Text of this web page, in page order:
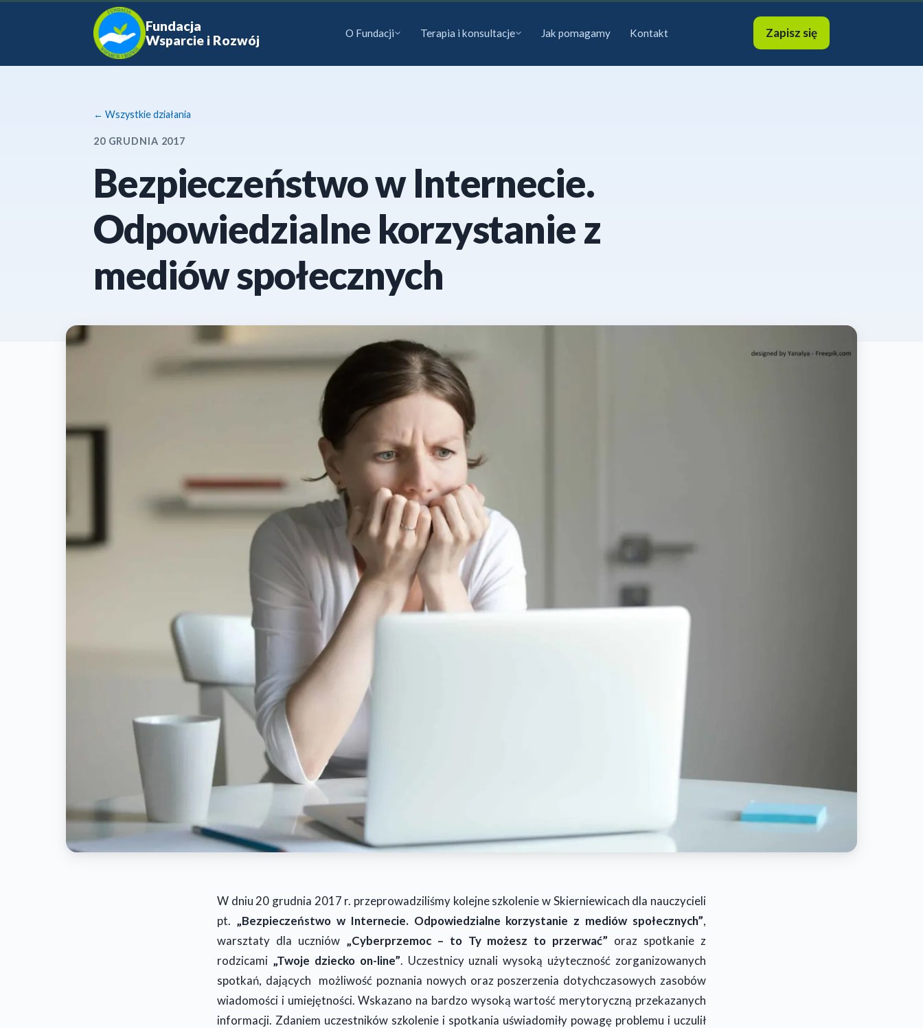
Fundacja
Wsparcie i Rozwój
O Fundacji Terapia i konsultacje Jak pomagamy Kontakt Zapisz się
← Wszystkie działania
20 GRUDNIA 2017
Bezpieczeństwo w Internecie.
Odpowiedzialne korzystanie z
mediów społecznych
W dniu 20 grudnia 2017 r. przeprowadziliśmy kolejne szkolenie w Skierniewicach dla nauczycieli
pt. „Bezpieczeństwo w Internecie. Odpowiedzialne korzystanie z mediów społecznych”,
warsztaty dla uczniów „Cyberprzemoc – to Ty możesz to przerwać” oraz spotkanie z
rodzicami „Twoje dziecko on-line”. Uczestnicy uznali wysoką użyteczność zorganizowanych
spotkań, dających możliwość poznania nowych oraz poszerzenia dotychczasowych zasobów
wiadomości i umiejętności. Wskazano na bardzo wysoką wartość merytoryczną przekazanych
informacji. Zdaniem uczestników szkolenie i spotkania uświadomiły powagę problemu i uczulił